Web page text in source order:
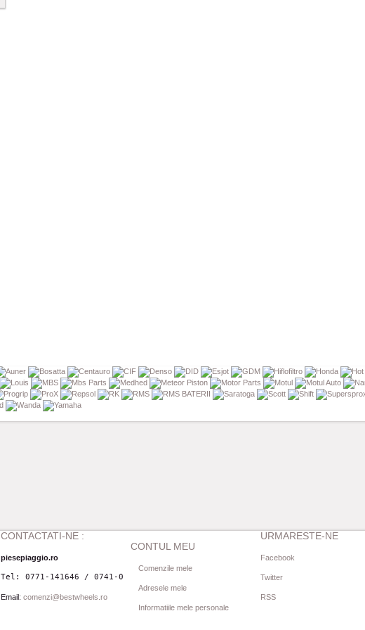
CONTACTATI-NE :
piesepiaggio.ro
Tel: 0771-141646 / 0741-080844
Email: comenzi@bestwheels.ro
CONTUL MEU
Comenzile mele
Adresele mele
Informatiile mele personale
URMARESTE-NE
Facebook
Twitter
RSS